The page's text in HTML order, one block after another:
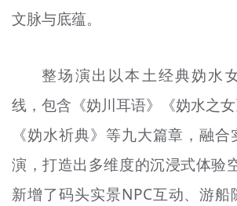
文脉与底蕴。
整场演出以本土经典妫水
线，包含《妫川耳语》《妫水之女
《妫水祈典》等九大篇章，融
演，打造出多维度的沉浸式体验
新增了码头实景NPC互动、游